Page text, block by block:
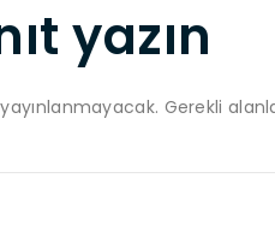
yazın
Gerekli